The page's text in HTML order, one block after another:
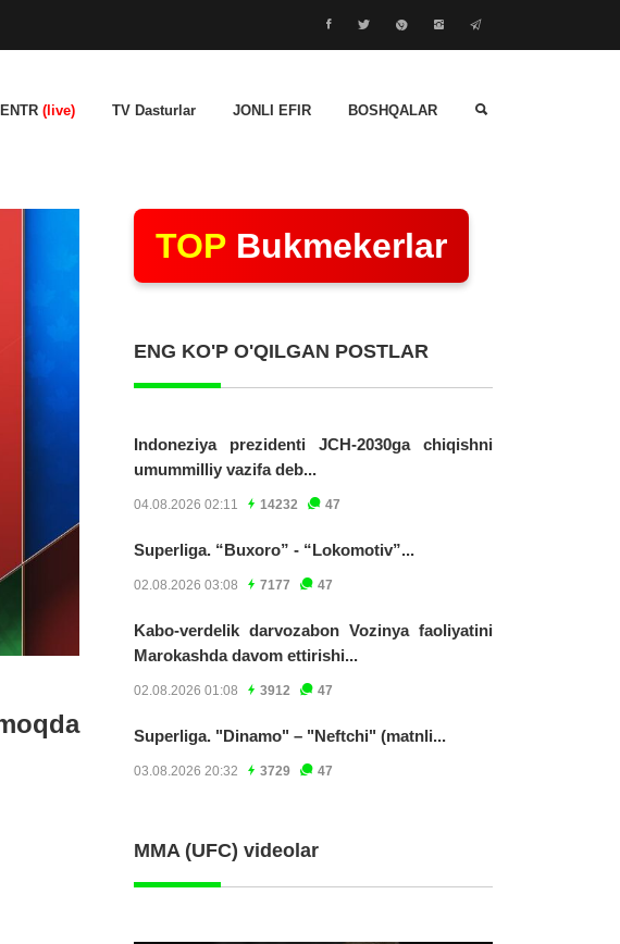
(live) TV Dasturlar JONLI EFIR BOSHQALAR
TOP Bukmekerlar
ENG KO'P O'QILGAN POSTLAR
Indoneziya prezidenti JCH-2030ga chiqishni
umummilliy vazifa deb...
04.08.2026 02:11 14232 47
Superliga. “Buxoro” - “Lokomotiv”...
02.08.2026 03:08 7177 47
Kabo-verdelik darvozabon Vozinya faoliyatini
Marokashda davom ettirishi...
02.08.2026 01:08 3912 47
Superliga. "Dinamo" – "Neftchi" (matnli...
03.08.2026 20:32 3729 47
MMA (UFC) videolar